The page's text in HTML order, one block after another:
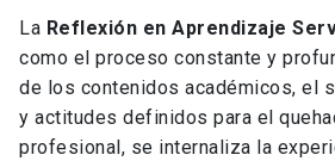
La Reflexión en Aprendizaje
como el proceso constante y
de los contenidos académicos, el
y actitudes definidos para el
profesional, se internaliza la